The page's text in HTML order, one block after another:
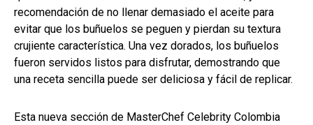
recomendación de no llenar demasiado el aceite para
evitar que los buñuelos se peguen y pierdan su textura
crujiente característica. Una vez dorados, los buñuelos
fueron servidos listos para disfrutar, demostrando que
una receta sencilla puede ser deliciosa y fácil de replicar.
Esta nueva sección de MasterChef Celebrity Colombia